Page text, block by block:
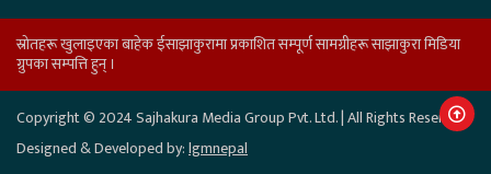
स्रोतहरू खुलाइएका बाहेक ईसाझाकुरामा प्रकाशित सम्पूर्ण सामग्रीहरू साझाकुरा मिडिया
ग्रुपका सम्पत्ति हुन् ।
Copyright © 2024 Sajhakura Media Group Pvt. Ltd. | All Rights Reserved.
Designed & Developed by:lgmnepal